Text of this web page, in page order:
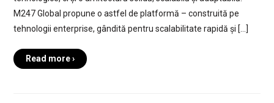
M247 Global propune o astfel de platformă – construită pe
tehnologii enterprise, gândită pentru scalabilitate rapidă și […]
Read more ›